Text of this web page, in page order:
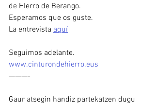
de HIerro de Berango.
Esperamos que os guste.
La entrevista aquí
Seguimos adelante.
www.cinturondehierro.eus
———-
Gaur atsegin handiz partekatzen dugu